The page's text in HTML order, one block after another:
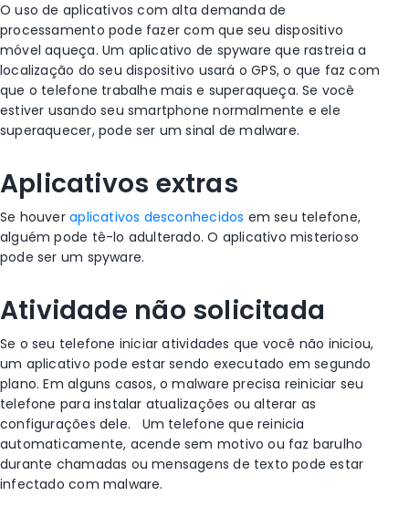
O uso de aplicativos com alta demanda de
processamento pode fazer com que seu dispositivo
móvel aqueça. Um aplicativo de spyware que rastreia a
localização do seu dispositivo usará o GPS, o que faz com
que o telefone trabalhe mais e superaqueça. Se você
estiver usando seu smartphone normalmente e ele
superaquecer, pode ser um sinal de malware.
Aplicativos extras
Se houveraplicativos desconhecidos em seu telefone,
alguém pode tê-lo adulterado. O aplicativo misterioso
pode ser um spyware.
Atividade não solicitada
Se o seu telefone iniciar atividades que você não iniciou,
um aplicativo pode estar sendo executado em segundo
plano. Em alguns casos, o malware precisa reiniciar seu
telefone para instalar atualizações ou alterar as
configurações dele.
Um telefone que reinicia
automaticamente, acende sem motivo ou faz barulho
durante chamadas ou mensagens de texto pode estar
infectado com malware.